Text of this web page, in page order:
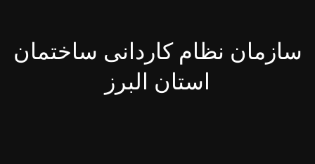
سازمان نظام کاردانی ساختمان
استان البرز